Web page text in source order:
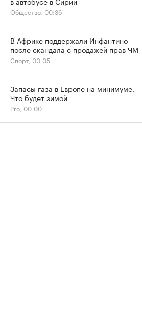
Общество, 00:36
В Африке поддержали Инфантино
после скандала с продажей прав ЧМ
Спорт, 00:05
Запасы газа в Европе на минимуме.
Что будет зимой
Pro, 00:00